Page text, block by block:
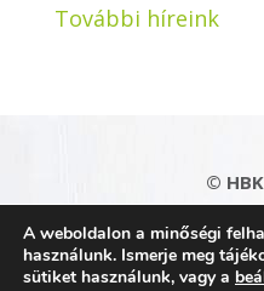
További híreink
©
Adatkezelési
Kapcsolat|
A weboldalon a minőségi
használunk. Ismerje meg
sütiket használunk, vagy a